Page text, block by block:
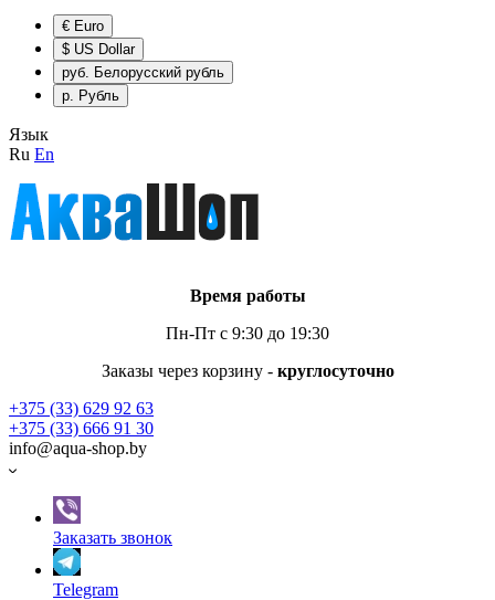
€ Euro
$ US Dollar
руб. Белорусский рубль
р. Рубль
Язык
Ru En
Время работы
Пн-Пт с 9:30 до 19:30
Заказы через корзину - круглосуточно
+375 (33) 629 92 63
+375 (33) 666 91 30
info@aqua-shop.by
Заказать звонок
Telegram